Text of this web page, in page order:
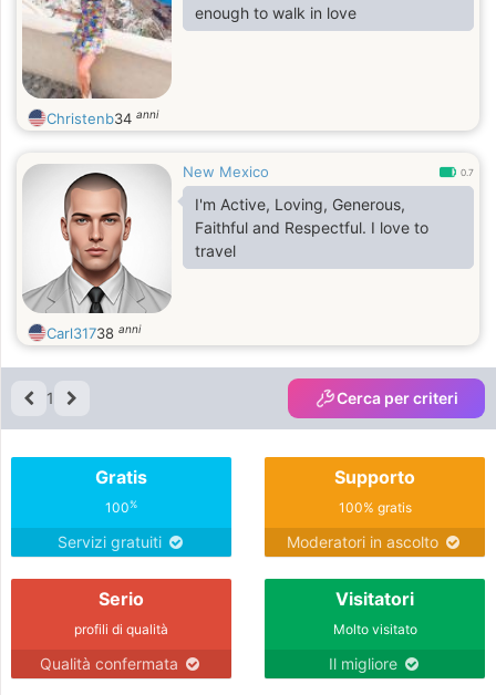
enough to walk in love
Christenb34 anni
New Mexico 0.7
I'm Active, Loving, Generous,
Faithful and Respectful. I love to
travel
Carl31738 anni
1 Cerca per criteri
Gratis
100%
Servizi gratuiti
Supporto
100% gratis
Moderatori in ascolto
Serio
profili di qualità
Qualità confermata
Visitatori
Molto visitato
Il migliore